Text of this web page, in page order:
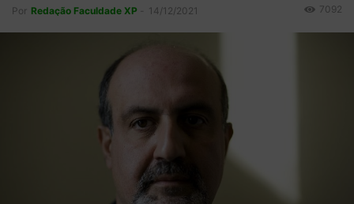
Por Redação Faculdade XP 14/12/2021 7092